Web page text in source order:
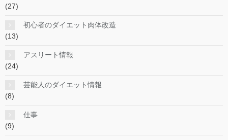
(27)
初心者のダイエット肉体改造
(13)
アスリート情報
(24)
芸能人のダイエット情報
(8)
仕事
(9)